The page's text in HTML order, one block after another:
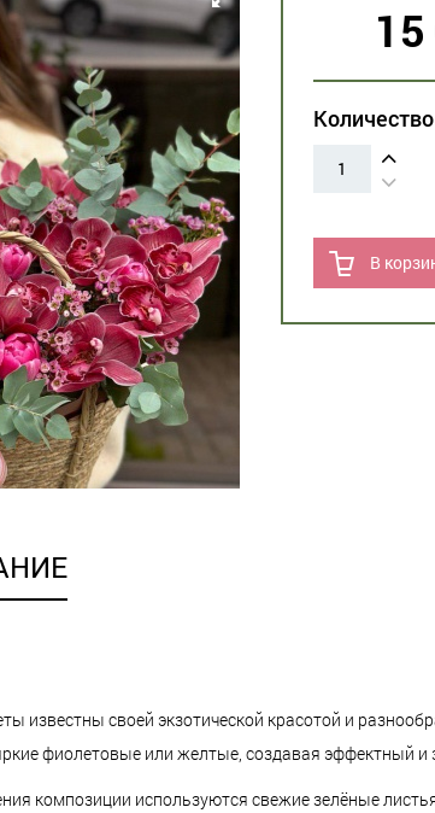
Количество
1
В
известны своей экзотической красотой и
фиолетовые или желтые, создавая эффектный
композиции используются свежие зелёные